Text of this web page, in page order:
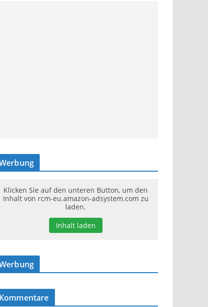
Klicken Sie auf den unteren Button, um den
Inhalt von rcm-eu.amazon-adsystem.com zu
laden.
Inhalt laden
Kommentare